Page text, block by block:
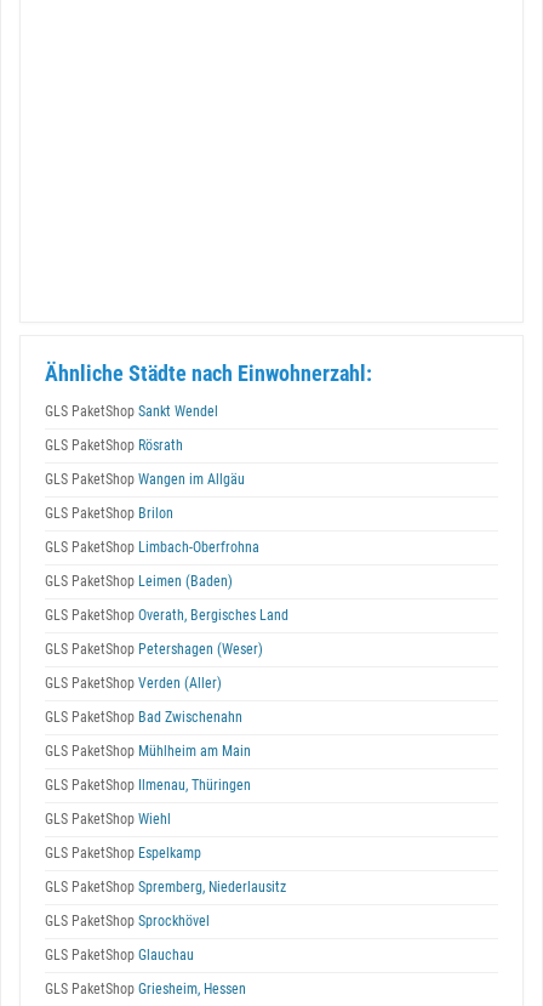
Ähnliche Städte nach Einwohnerzahl:
GLS PaketShop Sankt Wendel
GLS PaketShop Rösrath
GLS PaketShop Wangen im Allgäu
GLS PaketShop Brilon
GLS PaketShop Limbach-Oberfrohna
GLS PaketShop Leimen (Baden)
GLS PaketShop Overath, Bergisches Land
GLS PaketShop Petershagen (Weser)
GLS PaketShop Verden (Aller)
GLS PaketShop Bad Zwischenahn
GLS PaketShop Mühlheim am Main
GLS PaketShop Ilmenau, Thüringen
GLS PaketShop Wiehl
GLS PaketShop Espelkamp
GLS PaketShop Spremberg, Niederlausitz
GLS PaketShop Sprockhövel
GLS PaketShop Glauchau
GLS PaketShop Griesheim, Hessen